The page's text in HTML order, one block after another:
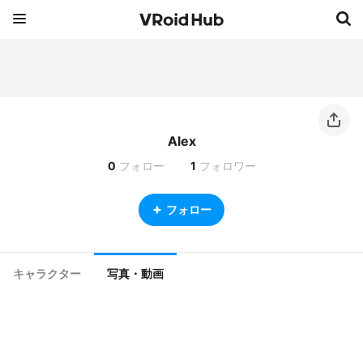
Alex
0 フォロー 1 フォロワー
フォロー
キャラクター 写真・動画